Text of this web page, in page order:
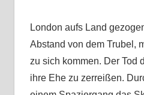
London aufs Land
Abstand von dem Trubel,
zu sich kommen. Der Tod
ihre Ehe zu zerreißen.